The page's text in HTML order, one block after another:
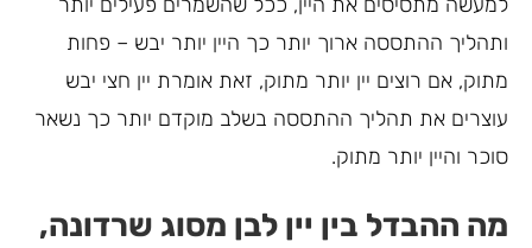
ותהליך ההתססה ארוך יותר כך היין יותר יבש – פחות
מתוק, אם רוצים יין יותר מתוק, זאת אומרת יין חצי יבש
עוצרים את תהליך ההתססה בשלב מוקדם יותר כך נשאר
סוכר והיין יותר מתוק.
מה ההבדל בין יין לבן מסוג שרדונה,